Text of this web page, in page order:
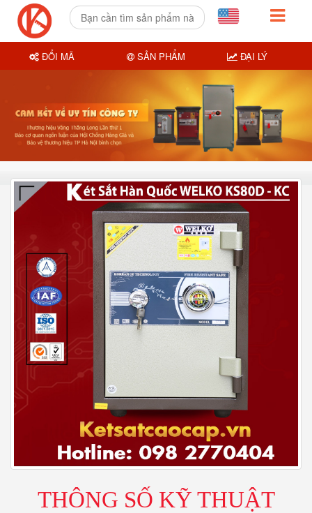
THÔNG SỐ KỸ THUẬT
ĐỔI MÃ SẢN PHẨM ĐẠI LÝ